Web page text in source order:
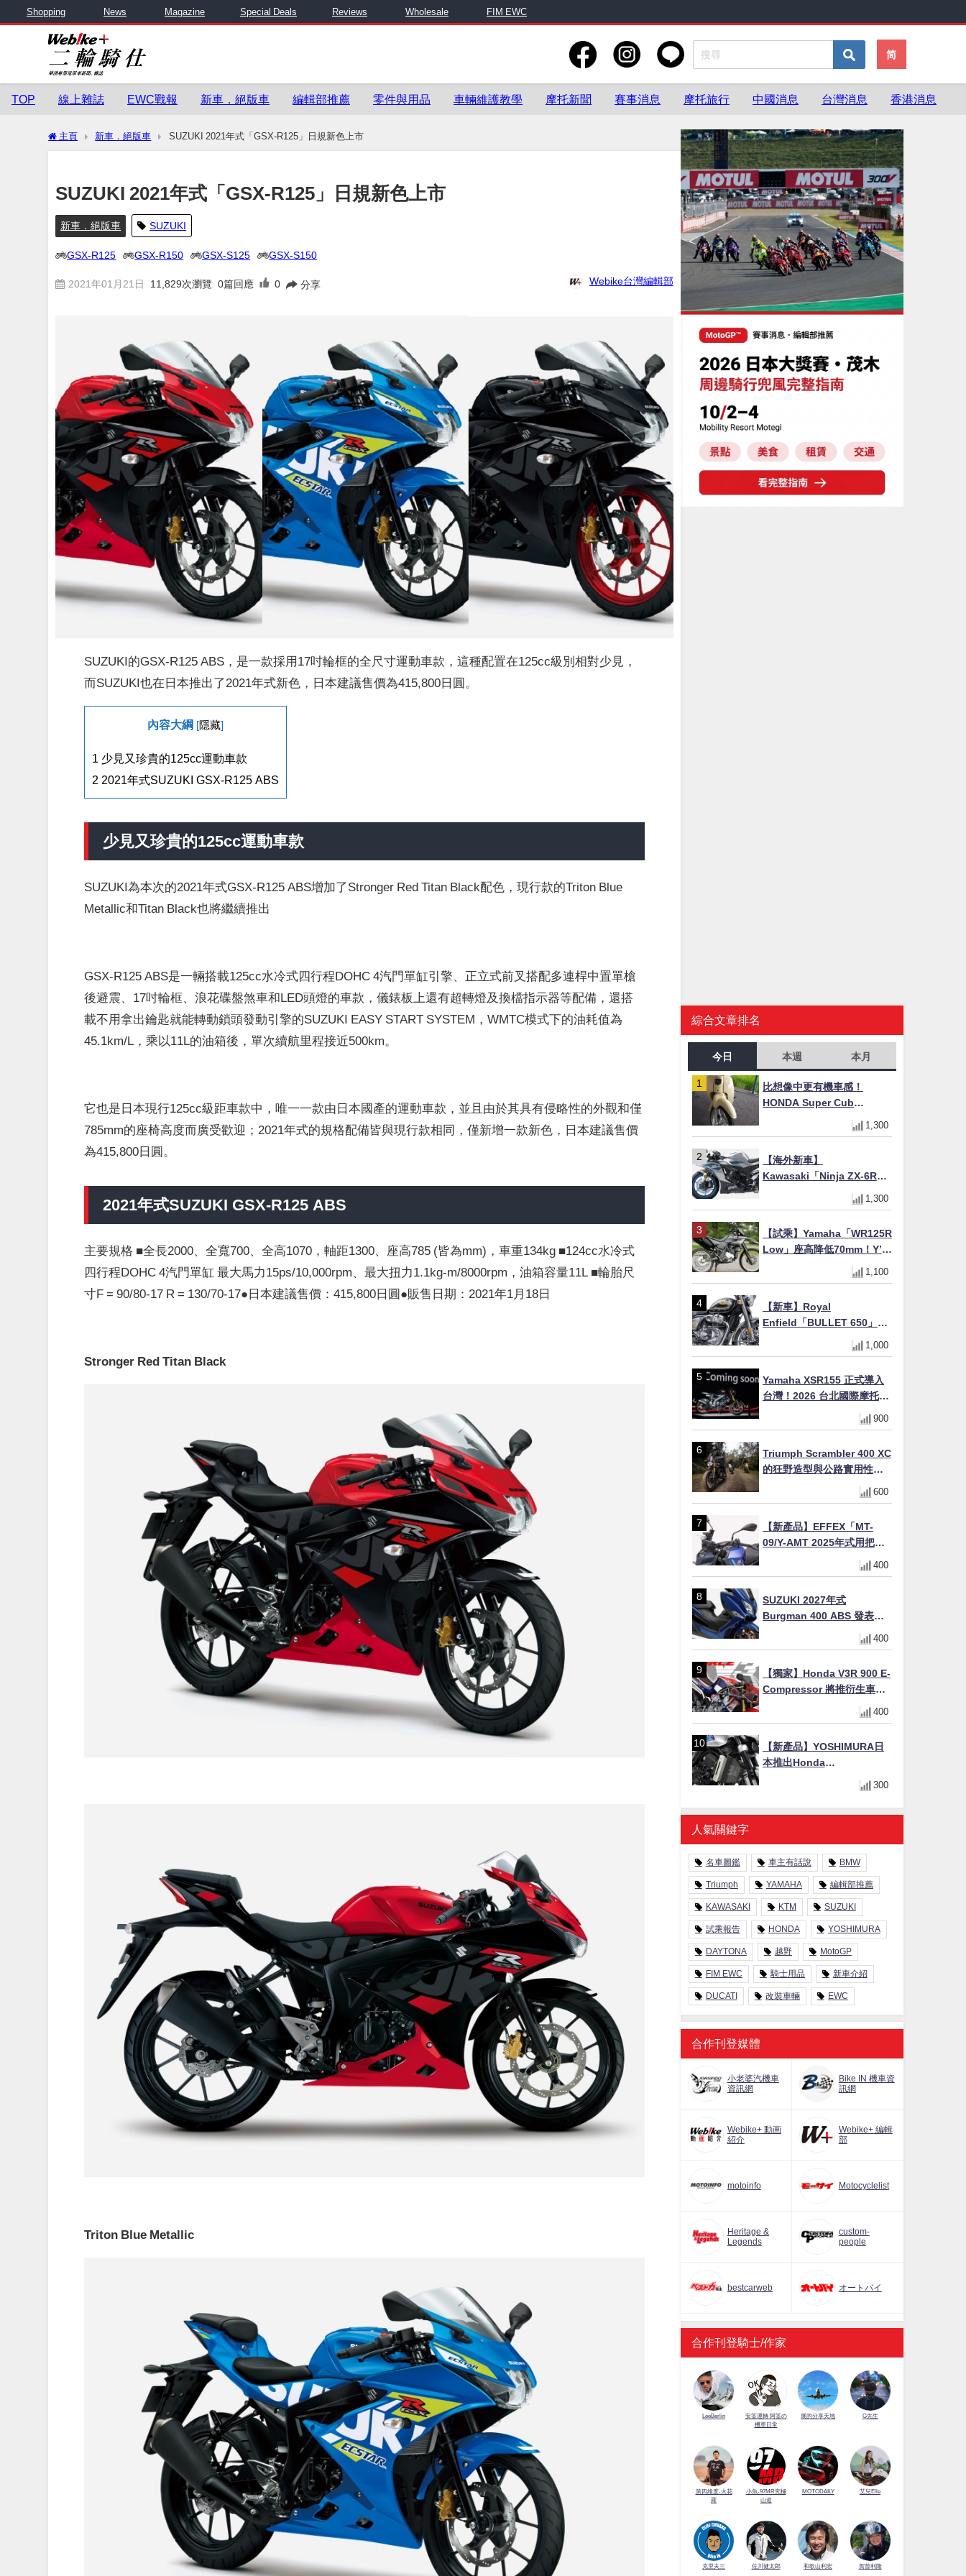
Shopping News Magazine Special Deals Reviews Wholesale FIM EWC
简
TOP 線上雜誌 EWC戰報 新車．絕版車 編輯部推薦 零件與用品 車輛維護教學 摩托新聞 賽事消息 摩托旅行 中國消息 台灣消息 香港消息
主頁 新車．絕版車 SUZUKI 2021年式「GSX-R125」日規新色上市
SUZUKI 2021年式「GSX-R125」日規新色上市
新車．絕版車 SUZUKI
GSX-R125 GSX-R150 GSX-S125 GSX-S150
2021年01月21日 11,829次瀏覽 0篇回應 0 分享 Webike台灣編輯部
SUZUKI的GSX-R125 ABS，是一款採用17吋輪框的全尺寸運動車款，這種配置在125cc級別相對少見，
而SUZUKI也在日本推出了2021年式新色，日本建議售價為415,800日圓。
內容大綱 隱藏
1 少見又珍貴的125cc運動車款
2 2021年式SUZUKI GSX-R125 ABS
少見又珍貴的125cc運動車款
SUZUKI為本次的2021年式GSX-R125 ABS增加了Stronger Red Titan Black配色，現行款的Triton Blue
Metallic和Titan Black也將繼續推出
GSX-R125 ABS是一輛搭載125cc水冷式四行程DOHC 4汽門單缸引擎、正立式前叉搭配多連桿中置單槍
後避震、17吋輪框、浪花碟盤煞車和LED頭燈的車款，儀錶板上還有超轉燈及換檔指示器等配備，還搭
載不用拿出鑰匙就能轉動鎖頭發動引擎的SUZUKI EASY START SYSTEM，WMTC模式下的油耗值為
45.1km/L，乘以11L的油箱後，單次續航里程接近500km。
它也是日本現行125cc級距車款中，唯一一款由日本國產的運動車款，並且由於其具有侵略性的外觀和僅
785mm的座椅高度而廣受歡迎；2021年式的規格配備皆與現行款相同，僅新增一款新色，日本建議售價
為415,800日圓。
2021年式SUZUKI GSX-R125 ABS
主要規格 ■全長2000、全寬700、全高1070，軸距1300、座高785 (皆為mm)，車重134kg ■124cc水冷式
四行程DOHC 4汽門單缸 最大馬力15ps/10,000rpm、最大扭力1.1kg-m/8000rpm，油箱容量11L ■輪胎尺
寸F = 90/80-17 R = 130/70-17●日本建議售價：415,800日圓●販售日期：2021年1月18日
Stronger Red Titan Black
Triton Blue Metallic
綜合文章排名
今日 本週 本月
比想像中更有機車感！
HONDA Super Cub
110【Webike愛車精選】
1,300
【海外新車】
Kawasaki「Ninja ZX-6R」
2027年式北美發表！636cc
四缸×銀河銀/暮光藍新色
美元起
1,300
【試乘】Yamaha「WR125R
Low」座高降低70mm！Y’s
Gear低座高座墊×低座高連桿
×腳踏著地感大幅改善，越野
1,100
【新車】Royal
Enfield「BULLET 650」8
月27日日本發售（98萬日圓
～）！648cc空冷並列雙缸×
色
1,000
Yamaha XSR155 正式導入
台灣！2026 台北國際摩托車
展亮相，70 週年紀念版
YZF-R 系列限量追加販售
900
Triumph Scrambler 400 XC
的狂野造型與公路實用性的
600
【新產品】EFFEX「MT-
09/Y-AMT 2025年式用把手
Easy Fit Bar Plus」！高
7mm後移16mm直上×三色×
400
SUZUKI 2027年式
Burgman 400 ABS 發表！
8/18日本上市、支援E10汽油
售價98萬100日圓
400
【獨家】Honda V3R 900 E-
Compressor 將推衍生車
系？自然進氣 V3 同步測試
中，CG 預想曝光！
400
【新產品】YOSHIMURA日
本推出Honda
CB1000F/CB1000 HORNET
專用水箱護網，六角網紋設
計質感升級
300
人氣關鍵字
名車圖鑑 車主有話說 BMW
Triumph YAMAHA 編輯部推薦
KAWASAKI KTM SUZUKI
試乘報告 HONDA YOSHIMURA
DAYTONA 越野 MotoGP
FIM EWC 騎士用品 新車介紹
DUCATI 改裝車輛 EWC
合作刊登媒體
小老婆汽機車
資訊網
Bike IN 機車資
訊網
Webike+ 動画
紹介
Webike+ 編輯
部
motoinfo Motocyclelist
Heritage &
Legends
custom-
people
bestcarweb オートバイ
合作刊登騎士/作家
LeeBerlin
安筌運轉 阿筌の
機車日常
展的分享天地 G先生
第四維度-火花
羅
小魚-97MR究極
山道
MOTODAILY 艾兒Elle
克里夫三 佐川健太郎 和歌山利宏 賀曾利隆